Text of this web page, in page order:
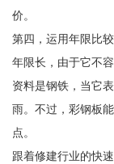
价。
第四，运用年限比
年限长，由于它不
资料是钢铁，当它
雨。不过，彩钢板
点。
跟着修建行业的快